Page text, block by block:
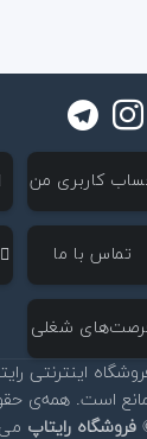
کاربری من
‌ تماس با ما
شغلی
اینترنتی
است. همه‌ی
فروشگاه رایتاپ